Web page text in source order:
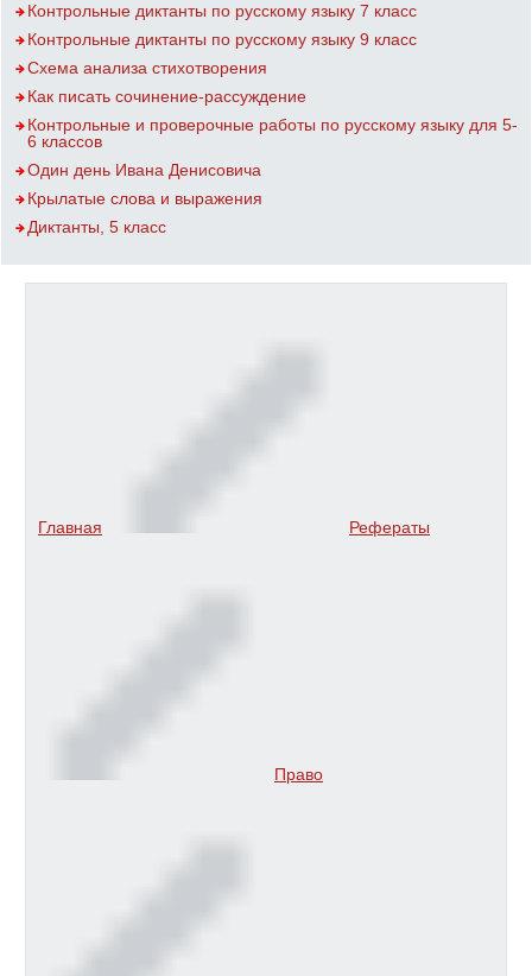
Контрольные диктанты по русскому языку 7 класс
Контрольные диктанты по русскому языку 9 класс
Схема анализа стихотворения
Как писать сочинение-рассуждение
Контрольные и проверочные работы по русскому языку для 5-
6 классов
Один день Ивана Денисовича
Крылатые слова и выражения
Диктанты, 5 класс
Главная Рефераты
Право